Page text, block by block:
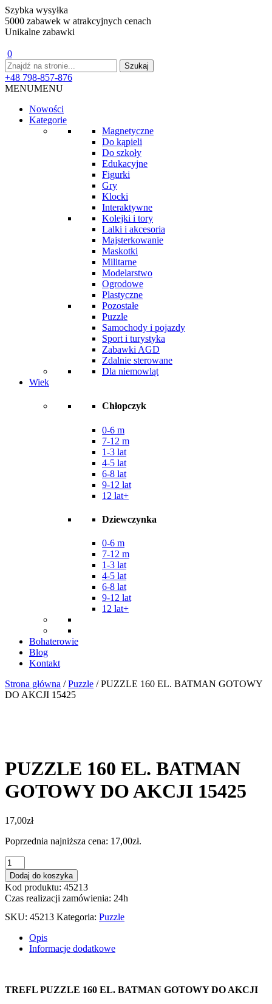
Szybka wysyłka
5000 zabawek w atrakcyjnych cenach
Unikalne zabawki
0
+48 798-857-876
MENUMENU
Nowości
Kategorie
Magnetyczne
Do kąpieli
Do szkoły
Edukacyjne
Figurki
Gry
Klocki
Interaktywne
Kolejki i tory
Lalki i akcesoria
Majsterkowanie
Maskotki
Militarne
Modelarstwo
Ogrodowe
Plastyczne
Pozostałe
Puzzle
Samochody i pojazdy
Sport i turystyka
Zabawki AGD
Zdalnie sterowane
Dla niemowląt
Wiek
Chłopczyk
0-6 m
7-12 m
1-3 lat
4-5 lat
6-8 lat
9-12 lat
12 lat+
Dziewczynka
0-6 m
7-12 m
1-3 lat
4-5 lat
6-8 lat
9-12 lat
12 lat+
Bohaterowie
Blog
Kontakt
Strona główna /Puzzle / PUZZLE 160 EL. BATMAN GOTOWY
DO AKCJI 15425
PUZZLE 160 EL. BATMAN
GOTOWY DO AKCJI 15425
17,00zł
Poprzednia najniższa cena: 17,00zł.
ilość
PUZZLE
160
EL.
BATMAN
GOTOWY
AKCJI
15425
Dodaj do koszyka
Kod produktu: 45213
Czas realizacji zamówienia: 24h
SKU: 45213 Kategoria: Puzzle
Opis
Informacje dodatkowe
TREFL PUZZLE 160 EL. BATMAN GOTOWY DO AKCJI